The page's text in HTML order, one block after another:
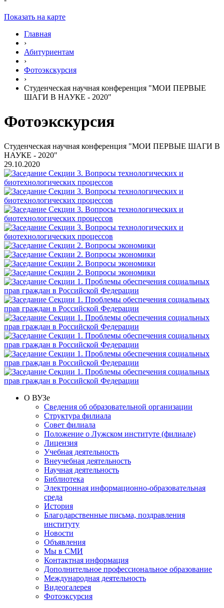
Показать на карте
Главная
›
Абитуриентам
›
Фотоэкскурсия
›
Студенческая научная конференция "МОИ ПЕРВЫЕ
ШАГИ В НАУКЕ - 2020"
Фотоэкскурсия
Студенческая научная конференция "МОИ ПЕРВЫЕ ШАГИ В
НАУКЕ - 2020"
29.10.2020
О ВУЗе
Сведения об образовательной организации
Структура филиала
Совет филиала
Положение о Лужском институте (филиале)
Лицензия
Учебная деятельность
Внеучебная деятельность
Научная деятельность
Библиотека
Электронная информационно-образовательная
среда
История
Благодарственные письма, поздравления
институту
Новости
Объявления
Мы в СМИ
Контактная информация
Дополнительное профессиональное образование
Международная деятельность
Видеогалерея
Фотоэксурсия